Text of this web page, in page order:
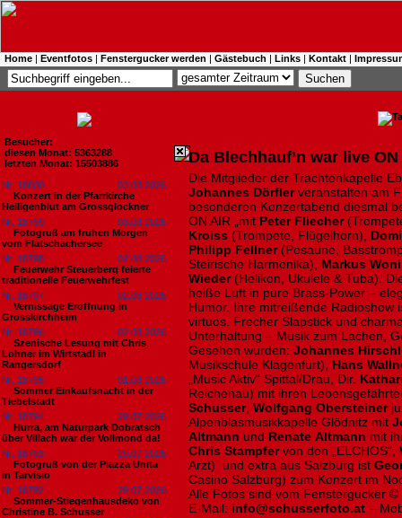
Home | Eventfotos | Fenstergucker werden | Gästebuch | Links | Kontakt |
Besucher:
diesen Monat: 5363288
letzten Monat: 15503886
Nr. 18800
03.08.2026
Konzert in der Pfarrkirche
Heiligenblut am Grossglockner
Nr. 18799
03.08.2026
Fotogruß am frühen Morgen
vom Flatschachersee
Nr. 18798
02.08.2026
Feuerwehr Steuerberg feierte
traditionelle Feuerwehrfest
Nr. 18797
02.08.2026
Vernissage Eröffnung in
Grosskirchheim
Nr. 18796
02.08.2026
Szenische Lesung mit Chris
Lohner im Wirtstadl in
Rangersdorf
Nr. 18795
01.08.2026
Sommer Einkaufsnacht in der
Tiebelstadt
Nr. 18794
29.07.2026
Hurra, am Naturpark Dobratsch
über Villach war der Vollmond da!
Nr. 18793
29.07.2026
Fotogruß von der Piazza Unita
in Tarvisio
Nr. 18792
29.07.2026
Sommer-Stiegenhausdeko von
Christine B. Schusser
Da Blechhauf’n war live
Die Mitglieder der Trachtenkapelle
Johannes Dörflerveranstalten am
besonderen Konzertabend diesmal
ON AIR „mit Peter Fliecher
Kroiss (Trompete, Flügelhorn),
Philipp Fellner (Posaune,
Steirische Harmonika),
Markus
Wieder (Helikon, Ukulele & Tuba).
heiße Luft in pure Brass-Power –
Humor. Ihre mitreißende Radioshow
virtuos. Frecher Slapstick und
Unterhaltung – Musik zum Lachen,
Gesehen wurden: Johannes
Musikschule Klagenfurt), Hans
„Music Aktiv“ Spittal/Drau, Dir.
Reichenau) mit ihren
Schusser, Wolfgang Obersteiner
Alpenblasmusikkapelle Glödnitz mit
Altmann und Renate Altmann mit
Chris Stampfervon den „ELCHOS“,
Arzt)
und extra aus Salzburg ist
Casino Salzburg) zum Konzert im
Alle Fotos sind vom Fenstergucker ©
E-Mail: info@schusserfoto.at –